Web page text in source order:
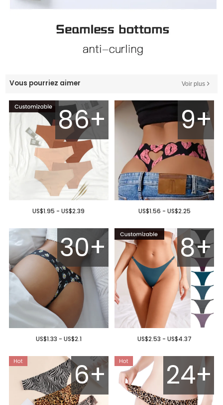
Vous pourriez aimer Voir plus
86+
US$1.95 - US$2.39
9+
US$1.56 - US$2.25
30+
US$1.33 - US$2.1
8+
US$2.53 - US$4.37
6+ 24+